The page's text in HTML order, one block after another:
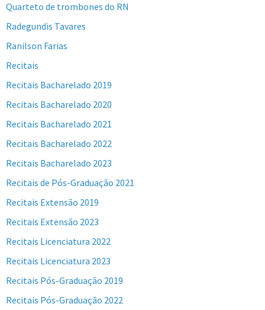
Quarteto de trombones do RN
Radegundis Tavares
Ranilson Farias
Recitais
Recitais Bacharelado 2019
Recitais Bacharelado 2020
Recitais Bacharelado 2021
Recitais Bacharelado 2022
Recitais Bacharelado 2023
Recitais de Pós-Graduação 2021
Recitais Extensão 2019
Recitais Extensão 2023
Recitais Licenciatura 2022
Recitais Licenciatura 2023
Recitais Pós-Graduação 2019
Recitais Pós-Graduação 2022